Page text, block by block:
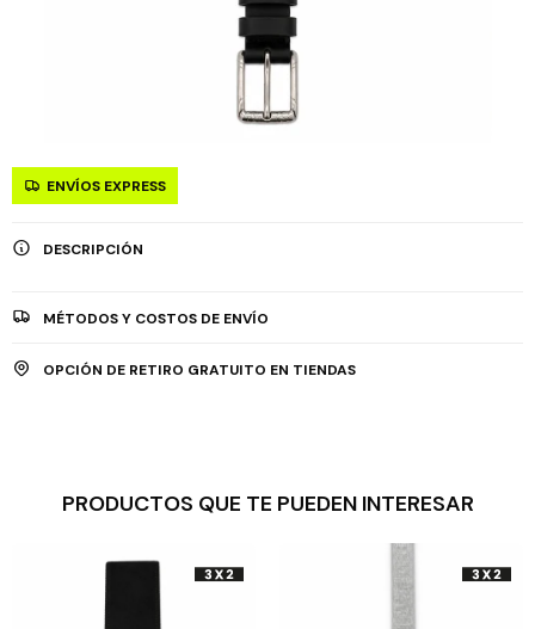
ENVÍOS EXPRESS
DESCRIPCIÓN
MÉTODOS Y COSTOS DE ENVÍO
OPCIÓN DE RETIRO GRATUITO EN TIENDAS
PRODUCTOS QUE TE PUEDEN INTERESAR